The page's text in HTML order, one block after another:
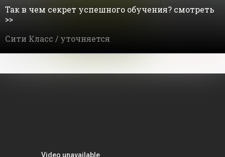
Так в чем секрет успешного обучения? смотреть
>>
Сити Класс / уточняется